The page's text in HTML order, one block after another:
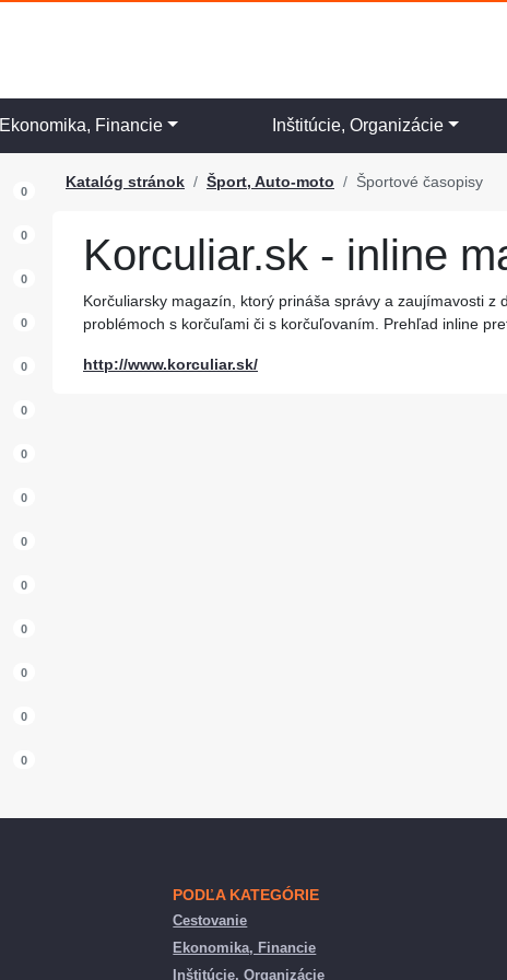
Ekonomika, Financie Inštitúcie, Organizácie
0
0
0
0
0
0
0
0
0
0
0
0
0
0
Katalóg stránok Šport, Auto-moto Športové časopisy
Korculiar.sk - inline
Korčuliarsky magazín, ktorý prináša správy a zaujímavosti
problémoch s korčuľami či s korčuľovaním. Prehľad inline
http://www.korculiar.sk/
PODĽA KATEGÓRIE
Cestovanie
Ekonomika, Financie
Inštitúcie, Organizácie